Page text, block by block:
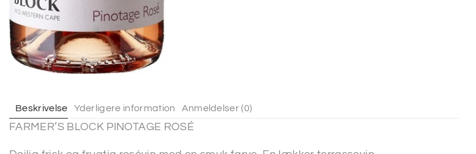
Beskrivelse Yderligere information Anmeldelser (0)
FARMER’S BLOCK PINOTAGE ROSÉ